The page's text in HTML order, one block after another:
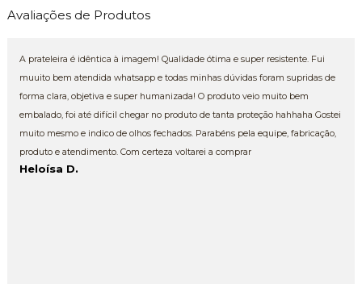
Avaliações de Produtos
A prateleira é idêntica à imagem! Qualidade ótima e super resistente. Fui
muuito bem atendida whatsapp e todas minhas dúvidas foram supridas de
forma clara, objetiva e super humanizada! O produto veio muito bem
embalado, foi até difícil chegar no produto de tanta proteção hahhaha Gostei
muito mesmo e indico de olhos fechados. Parabéns pela equipe, fabricação,
produto e atendimento. Com certeza voltarei a comprar
Heloísa D.